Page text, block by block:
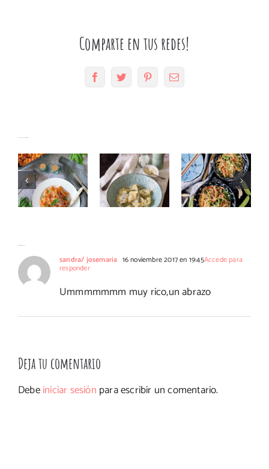
Comparte en tus redes!
FacebookTwitter PinterestCorreo
electrónico
Artículos relacionadosde tomate
y
pimientos
asados al
albahaca
#Ohgar
con
espárragos
y
chinos
con
sandra/ josemaria 16 noviembre 2017 en 19:45Accede para
responder
Ummmmmmm muy rico,un abrazo
Deja tu comentario
Debeiniciar sesión para escribir un comentario.